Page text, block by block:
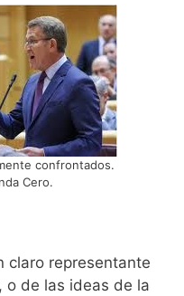
confrontados.
Cero.
claro representante
o de las ideas de la